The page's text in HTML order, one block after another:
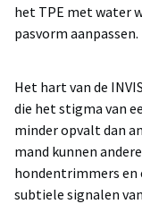
het TPE met water
pasvorm aanpassen.
Het hart van de
die het stigma van
minder opvalt dan
mand kunnen
hondentrimmers en
subtiele signalen